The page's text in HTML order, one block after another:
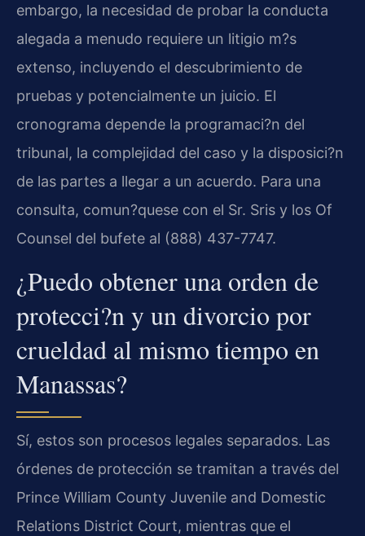
embargo, la necesidad de probar la conducta
alegada a menudo requiere un litigio m?s
extenso, incluyendo el descubrimiento de
pruebas y potencialmente un juicio. El
cronograma depende la programaci?n del
tribunal, la complejidad del caso y la disposici?n
de las partes a llegar a un acuerdo. Para una
consulta, comun?quese con el Sr. Sris y los Of
Counsel del bufete al (888) 437-7747.
¿Puedo obtener una orden de
protecci?n y un divorcio por
crueldad al mismo tiempo en
Manassas?
Sí, estos son procesos legales separados. Las
órdenes de protección se tramitan a través del
Prince William County Juvenile and Domestic
Relations District Court, mientras que el